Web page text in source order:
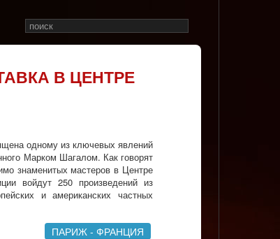
Search
for
В ЦЕНТРЕ
одному из ключевых явлений
Марком Шагалом. Как говорят
знаменитых мастеров в Центре
войдут 250 произведений из
и американских частных
ПАРИЖ - ФРАНЦИЯ